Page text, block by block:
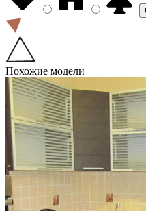
Похожие модели